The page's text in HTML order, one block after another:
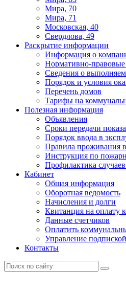
Мира, 70
Мира, 71
Московская, 40
Свердлова, 49
Раскрытие информации
Информация о
Нормативно-
Сведения о
Порядок и условия
Перечень домов
Тарифы на
Полезная информация
Объявления
Сроки передачи
Порядок ввода в
Правила проживания
Инструкция по
Профилактика
Кабинет
Общая информация
Оборотная ведомость
Начисления и долги
Квитанция на оплату
Данные счетчиков
Оплатить
Управление подпиской
Контакты